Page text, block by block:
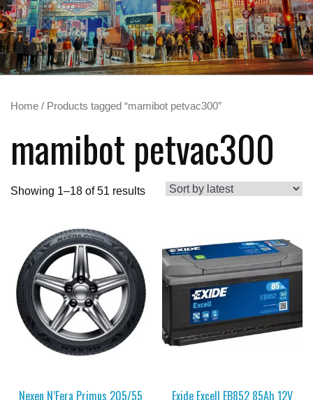
Home / Products tagged “mamibot petvac300”
mamibot petvac300
Showing 1–18 of 51 results
Nexen N’Fera Primus 205/55 Exide Excell EB852 85Ah 12V